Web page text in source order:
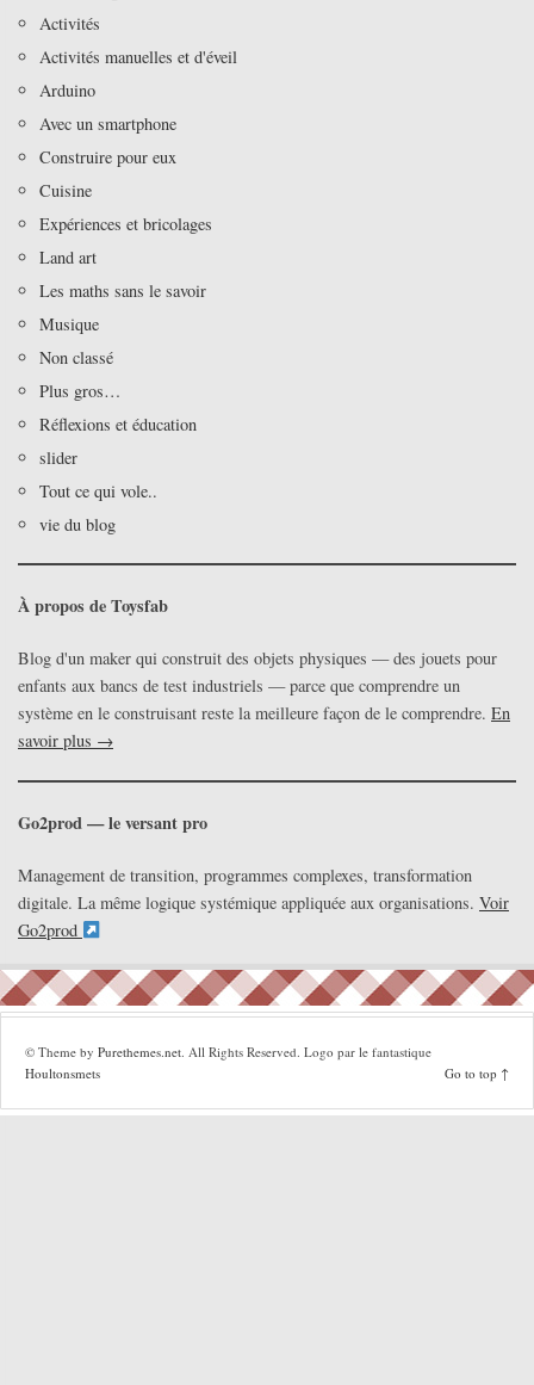
Activités
Activités manuelles et d'éveil
Arduino
Avec un smartphone
Construire pour eux
Cuisine
Expériences et bricolages
Land art
Les maths sans le savoir
Musique
Non classé
Plus gros…
Réflexions et éducation
slider
Tout ce qui vole..
vie du blog
À propos de Toysfab
Blog d'un maker qui construit des objets physiques — des jouets pour
enfants aux bancs de test industriels — parce que comprendre un
système en le construisant reste la meilleure façon de le comprendre. En
savoir plus →
Go2prod — le versant pro
Management de transition, programmes complexes, transformation
digitale. La même logique systémique appliquée aux organisations. Voir
Go2prod
© Theme by Purethemes.net . All Rights Reserved. Logo par le fantastique
Houltonsmets
Go to top ↑